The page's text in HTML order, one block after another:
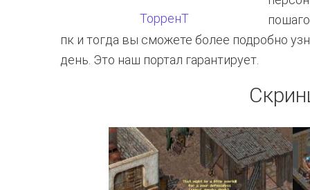
ТорренТ
пк и тогда вы сможете более подробно
день. Это наш портал гарантирует.